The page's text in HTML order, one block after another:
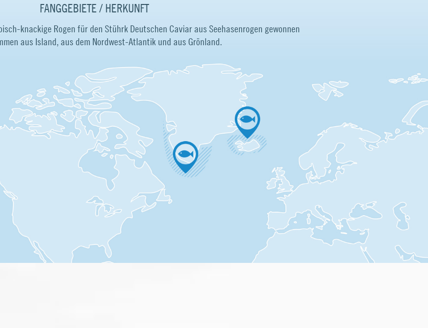
FANGGEBIETE / HERKUNFT
knackige Rogen für den Stührk Deutschen Caviar aus Seehasenrogen gewonnen
aus Island, aus dem Nordwest-Atlantik und aus Grönland.